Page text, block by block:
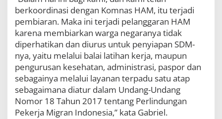
berkoordinasi dengan Komnas HAM, itu terjadi
pembiaran. Maka ini terjadi pelanggaran HAM
karena membiarkan warga negaranya tidak
diperhatikan dan diurus untuk penyiapan SDM-
nya, yaitu melalui balai latihan kerja, maupun
pengurusan kesehatan, administrasi, paspor dan
sebagainya melalui layanan terpadu satu atap
sebagaimana diatur dalam Undang-Undang
Nomor 18 Tahun 2017 tentang Perlindungan
Pekerja Migran Indonesia,” kata Gabriel.